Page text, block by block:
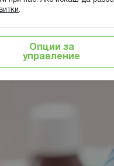
рискове и
.
Опции за
управление